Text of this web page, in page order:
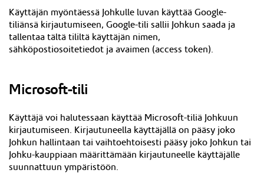
Käyttäjän myöntäessä Johkulle luvan käyttää Google-
tiliänsä kirjautumiseen, Google-tili sallii Johkun saada ja
tallentaa tältä tililtä käyttäjän nimen,
sähköpostiosoitetiedot ja avaimen (access token).
Microsoft-tili
Käyttäjä voi halutessaan käyttää Microsoft-tiliä Johkuun
kirjautumiseen. Kirjautuneella käyttäjällä on pääsy joko
Johkun hallintaan tai vaihtoehtoisesti pääsy joko Johkun tai
Johku-kauppiaan määrittämään kirjautuneelle käyttäjälle
suunnattuun ympäristöön.